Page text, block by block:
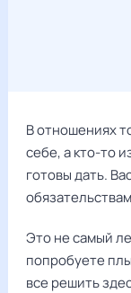
В отношениях
себе, а кто-то
готовы дать.
Это не самый
попробуете
все решить